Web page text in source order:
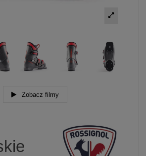
Zobacz filmy